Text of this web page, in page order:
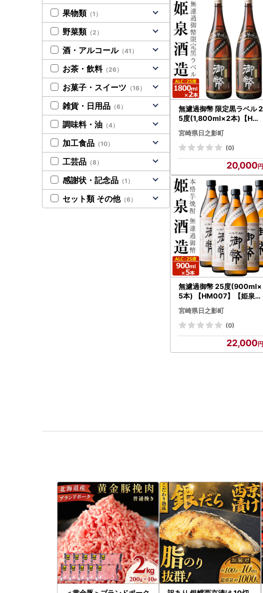
無濾過御幣 限定黒ラベル 2
5度(1,800ml×2本)【HM
001】【姫泉酒造合資会社
】
宮崎県日之影町
(0)
20,000
無濾過御幣 25度(900ml×
5本) 【HM007】【姫泉酒
造合資会社】
宮崎県日之影町
(0)
22,000
果物類 （1）
野菜類 （2）
酒・アルコール（41）
お茶・飲料（26）
お菓子・スイーツ （16）
雑貨・日用品 （6）
調味料・油 （4）
加工食品 （10）
工芸品 （8）
感謝状・記念品 （1）
セット類 その他（6）